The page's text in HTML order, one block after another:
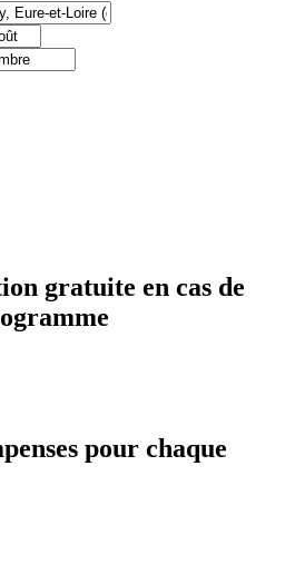
gratuite en cas de
pour chaque